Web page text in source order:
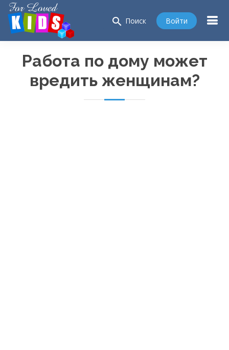
search Поиск Войти
Работа по дому может
вредить женщинам?